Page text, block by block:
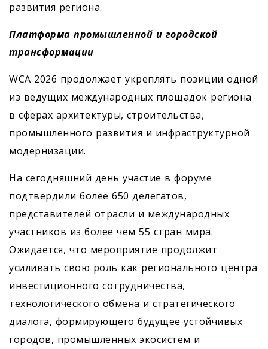
развития региона.
Платформа промышленной и городской
трансформации
WCA 2026 продолжает укреплять позиции одной
из ведущих международных площадок региона
в сферах архитектуры, строительства,
промышленного развития и инфраструктурной
модернизации.
На сегодняшний день участие в форуме
подтвердили более 650 делегатов,
представителей отрасли и международных
участников из более чем 55 стран мира.
Ожидается, что мероприятие продолжит
усиливать свою роль как регионального центра
инвестиционного сотрудничества,
технологического обмена и стратегического
диалога, формирующего будущее устойчивых
городов, промышленных экосистем и